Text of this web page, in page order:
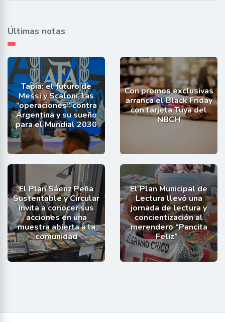
Últimas notas
Tapia: el futuro de
Messi y Scaloni, las
“operaciones” contra
Argentina y su sueño
para el Mundial 2030
Con promos exclusivas
arranca el Black Friday
con tarjeta Tuya del
NBCH
El Plan Sáenz Peña
Sustentable y Circular
invita a conocer sus
acciones en una
muestra abierta a la
comunidad
El Plan Municipal de
Lectura llevó una
jornada de lectura y
concientización al
merendero “Pancita
Feliz”